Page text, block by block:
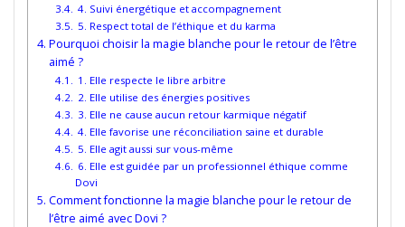
4. Suivi énergétique et accompagnement
5. Respect total de l’éthique et du karma
Pourquoi choisir la magie blanche pour le retour de l’être
aimé ?
1. Elle respecte le libre arbitre
2. Elle utilise des énergies positives
3. Elle ne cause aucun retour karmique négatif
4. Elle favorise une réconciliation saine et durable
5. Elle agit aussi sur vous-même
6. Elle est guidée par un professionnel éthique comme
Dovi
Comment fonctionne la magie blanche pour le retour de
l’être aimé avec Dovi ?